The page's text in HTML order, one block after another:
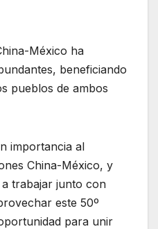
México ha
beneficiando
pueblos de ambos
importancia al
China-México, y
trabajar junto con
este 50º
para unir